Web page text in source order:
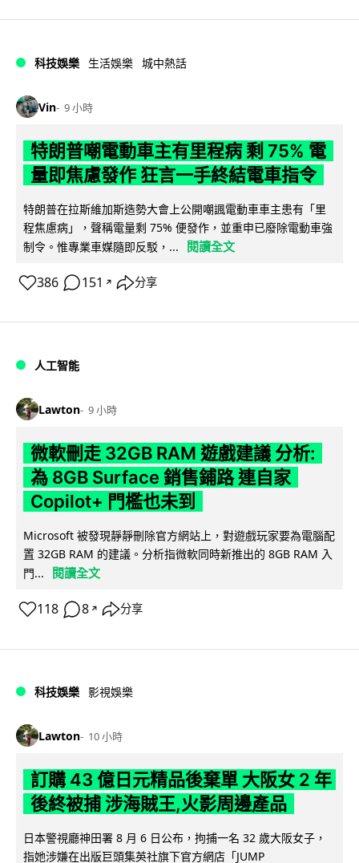
科技娛樂 生活娛樂 城中熱話
Vin 9 小時
特朗普嘲電動車主有里程病 剩 75% 電
量即焦慮發作 狂言一手終結電車指令
特朗普在拉斯維加斯造勢大會上公開嘲諷電動車車主患有「里
程焦慮病」，聲稱電量剩 75% 便發作，並重申已廢除電動車強
制令。惟專業車媒隨即反駁，...
閱讀全文
386 151 ↗ 分享
人工智能
Lawton 9 小時
微軟刪走 32GB RAM 遊戲建議 分析:
為 8GB Surface 銷售鋪路 連自家
Copilot+ 門檻也未到
Microsoft 被發現靜靜刪除官方網站上，對遊戲玩家要為電腦配
置 32GB RAM 的建議。分析指微軟同時新推出的 8GB RAM 入
門...
閱讀全文
118 8 ↗ 分享
科技娛樂 影視娛樂
Lawton 10 小時
訂購 43 億日元精品後棄單 大阪女 2 年
後終被捕 涉海賊王,火影周邊產品
日本警視廳神田署 8 月 6 日公布，拘捕一名 32 歲大阪女子，
指她涉嫌在出版巨頭集英社旗下官方網店「JUMP